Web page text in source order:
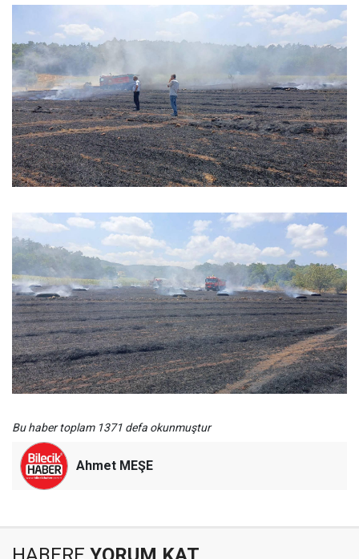
Bu haber toplam 1371 defa okunmuştur
Ahmet MEŞE